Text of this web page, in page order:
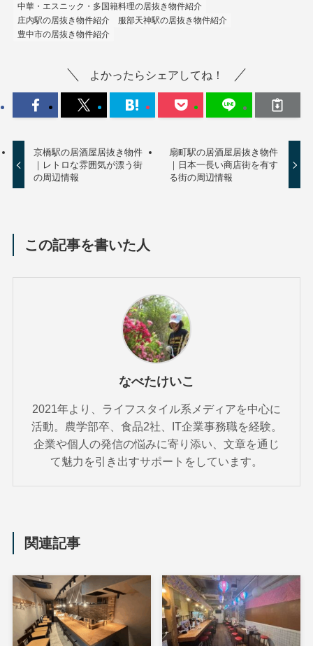
中華・エスニック・多国籍料理の居抜き物件紹介
庄内駅の居抜き物件紹介
服部天神駅の居抜き物件紹介
豊中市の居抜き物件紹介
よかったらシェアしてね！
京橋駅の居酒屋居抜き物件
｜レトロな雰囲気が漂う街
の周辺情報
扇町駅の居酒屋居抜き物件
｜日本一長い商店街を有す
る街の周辺情報
この記事を書いた人
なべたけいこ
2021年より、ライフスタイル系メディアを中心に
活動。農学部卒、食品2社、IT企業事務職を経験。
企業や個人の発信の悩みに寄り添い、文章を通じ
て魅力を引き出すサポートをしています。
関連記事